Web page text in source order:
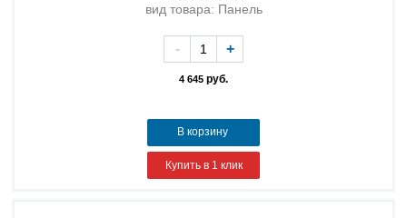
вид товара: Панель
4 645 руб.
- +
В корзину
Купить в 1 клик